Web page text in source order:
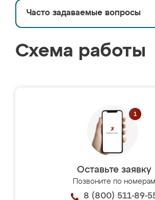
Часто задаваемые вопросы
Схема работы
Оставьте заявку
Позвоните по номерам
8 (800) 511-89-